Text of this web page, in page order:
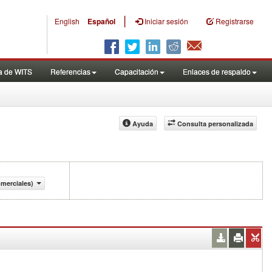
English Español | Iniciar sesión Registrarse
de WITS Referencias Capacitación Enlaces de respaldo
Consulta personalizada
Ayuda